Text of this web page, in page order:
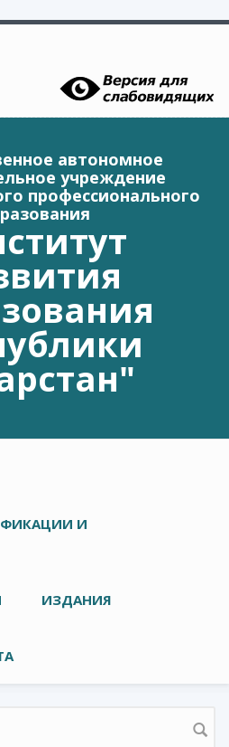
автономное
учреждение
профессионального
И
ИЗДАНИЯ